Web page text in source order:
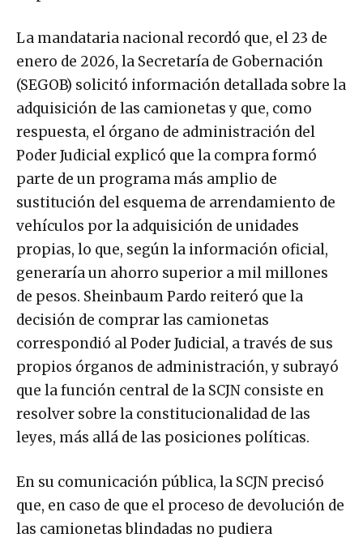
La mandataria nacional recordó que, el 23 de
enero de 2026, la Secretaría de Gobernación
(SEGOB) solicitó información detallada sobre la
adquisición de las camionetas y que, como
respuesta, el órgano de administración del
Poder Judicial explicó que la compra formó
parte de un programa más amplio de
sustitución del esquema de arrendamiento de
vehículos por la adquisición de unidades
propias, lo que, según la información oficial,
generaría un ahorro superior a mil millones
de pesos. Sheinbaum Pardo reiteró que la
decisión de comprar las camionetas
correspondió al Poder Judicial, a través de sus
propios órganos de administración, y subrayó
que la función central de la SCJN consiste en
resolver sobre la constitucionalidad de las
leyes, más allá de las posiciones políticas.
En su comunicación pública, la SCJN precisó
que, en caso de que el proceso de devolución de
las camionetas blindadas no pudiera